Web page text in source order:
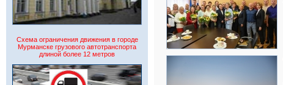
Схема ограничения движения в городе
Мурманске грузового автотранспорта
длиной более 12 метров